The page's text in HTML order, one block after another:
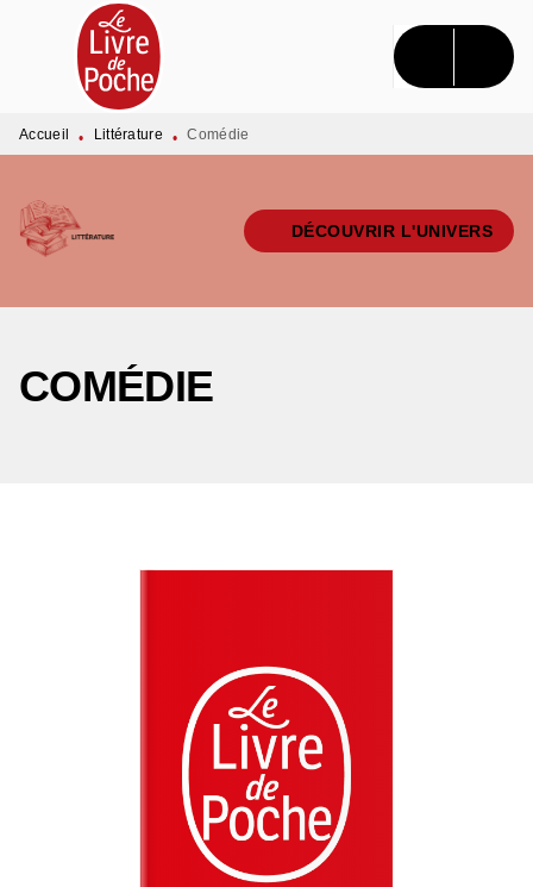
MENU RECHERCHE CONTENU
PIED DE PAGE
Accueil • Littérature • Comédie
DÉCOUVRIR L'UNIVERS
COMÉDIE